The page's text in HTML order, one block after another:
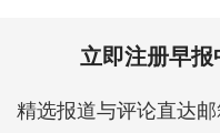
立即注册早
精选报道与评论直达邮